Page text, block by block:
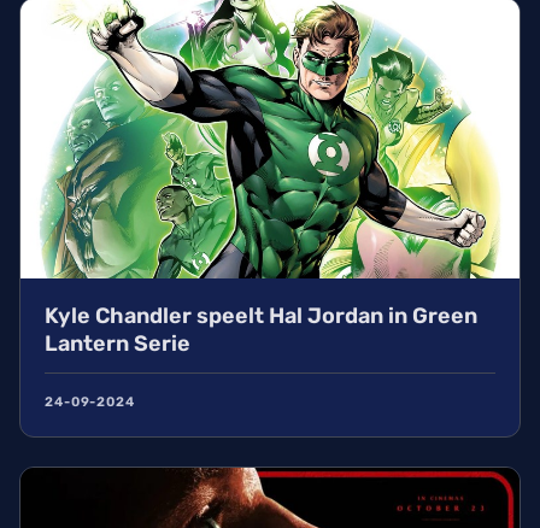
Kyle Chandler speelt Hal Jordan in Green
Lantern Serie
24-09-2024